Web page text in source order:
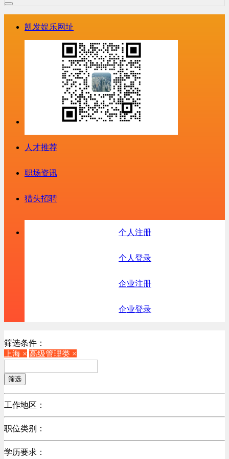
凯发娱乐网址
人才推荐
职场资讯
猎头招聘
个人注册
个人登录
企业注册
企业登录
筛选条件：
上海 × 高级管理类 ×
筛选
工作地区：
不限
北京
广东
职位类别：
不限
机械制造/仪器仪表类
学历要求：